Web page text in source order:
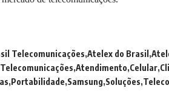
Telecomunicações Atelex do Brasil
Atendimento Celular
Portabilidade Samsung Soluções